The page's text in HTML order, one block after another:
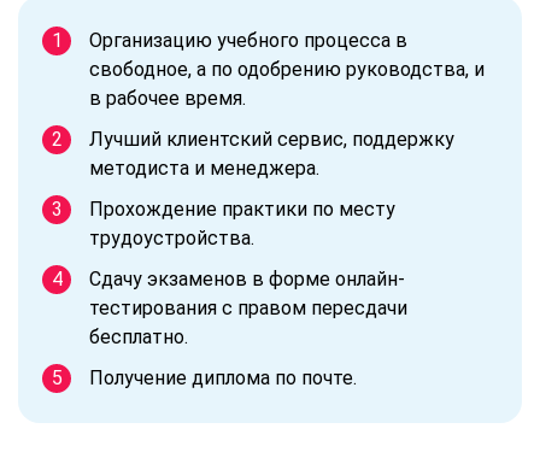
Организацию учебного процесса в
свободное, а по одобрению руководства, и
в рабочее время.
Лучший клиентский сервис, поддержку
методиста и менеджера.
Прохождение практики по месту
трудоустройства.
Сдачу экзаменов в форме онлайн-
тестирования с правом пересдачи
бесплатно.
Получение диплома по почте.